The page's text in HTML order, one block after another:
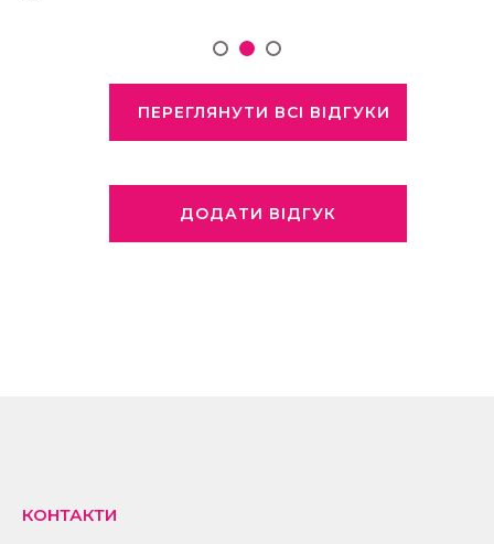
ПЕРЕГЛЯНУТИ ВСІ ВІДГУКИ
ДОДАТИ ВІДГУК
КОНТАКТИ